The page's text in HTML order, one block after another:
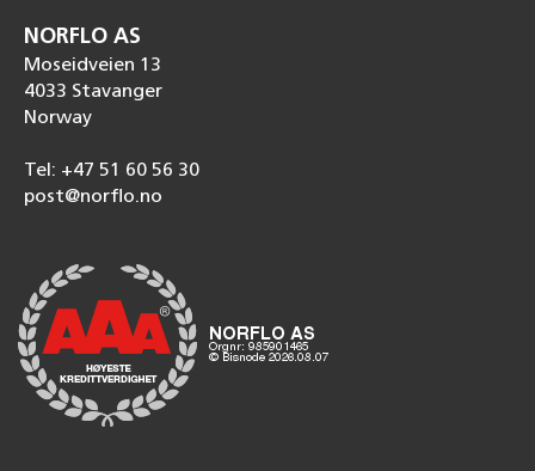
NORFLO AS
Moseidveien 13
4033 Stavanger
Norway
Tel: +47 51 60 56 30
post@norflo.no